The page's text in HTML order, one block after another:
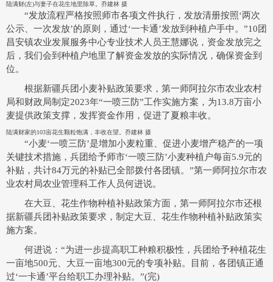
陆满财(左)与妻子在花生地里除草。乔建林 摄
“发放流程严格按照师市各项文件执行，发放清册按照‘两次
公示、一次发放’的原则，通过‘一卡通’发放到种植户手中。”10团
昌安镇农业发展服务中心专业技术人员王慧娜说，资金发放完之
后，我们会到种植户地里了解资金发放的实际情况，确保资金到
位。
根据新疆兵团小麦补贴政策要求，第一师阿拉尔市农业农村
局和财政局制定2023年“一喷三防”工作实施方案，为13.8万亩小
麦提供政策支撑，发挥资金作用，促进了夏粮丰收。
陆满财家的103亩花生颗粒饱满，丰收在望。乔建林 摄
“小麦‘一喷三防’是增加小麦粒重、促进小麦增产稳产的一项
关键技术措施，兵团给予师市‘一喷三防’小麦种植户每亩5.9元的
补贴，共计84万元的补贴已全部拨付各团镇。”第一师阿拉尔市农
业农村局农业管理科工作人员何进说。
在大豆、花生作物种植补贴政策方面，第一师阿拉尔市还根
据新疆兵团补贴政策要求，制定大豆、花生作物种植补贴政策实
施方案。
何进说：“为进一步提高职工种粮积极性，兵团给予种植花生
一亩地500元、大豆一亩地300元的专项补贴。目前，各团镇正通
过‘一卡通’平台给职工办理补贴。”(完)